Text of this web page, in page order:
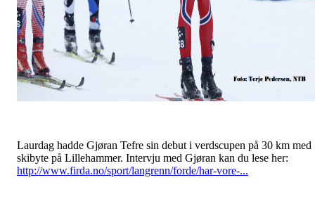
Laurdag hadde Gjøran Tefre sin debut i verdscupen på 30 km med
skibyte på Lillehammer. Intervju med Gjøran kan du lese her:
http://www.firda.no/sport/langrenn/forde/har-vore-...